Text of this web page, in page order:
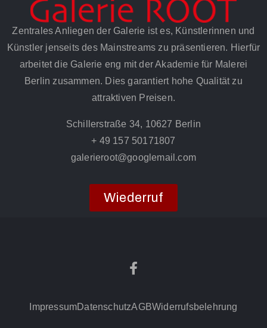
Zentrales Anliegen der Galerie ist es, Künstlerinnen und
Künstler jenseits des Mainstreams zu präsentieren. Hierfür
arbeitet die Galerie eng mit der Akademie für Malerei
Berlin zusammen. Dies garantiert hohe Qualität zu
attraktiven Preisen.
Schillerstraße 34, 10627 Berlin
+ 49 157 50171807
galerieroot@googlemail.com
Wiederruf
ImpressumDatenschutzAGBWiderrufsbelehrung